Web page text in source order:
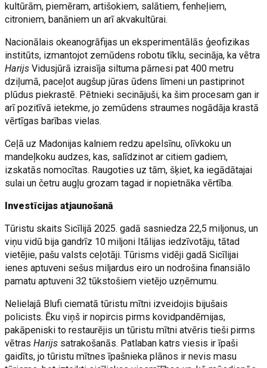
kultūrām, piemēram, artišokiem, salātiem, fenheļiem,
citroniem, banāniem un arī akvakultūrai.
Nacionālais okeanogrāfijas un eksperimentālās ģeofizikas
institūts, izmantojot zemūdens robotu tīklu, secināja, ka vētra
HarijsVidusjūrā izraisīja siltuma pārnesi pat 400 metru
dziļumā, paceļot augšup jūras ūdens līmeni un pastiprinot
plūdus piekrastē. Pētnieki secinājuši, ka šim procesam gan ir
arī pozitīvā ietekme, jo zemūdens straumes nogādāja krastā
vērtīgas barības vielas.
Ceļā uz Madonijas kalniem redzu apelsīnu, olīvkoku un
mandeļkoku audzes, kas, salīdzinot ar citiem gadiem,
izskatās nomocītas. Raugoties uz tām, šķiet, ka iegādātajai
sulai un četru augļu grozam tagad ir nopietnāka vērtība.
Investīcijas atjaunošanā
Tūristu skaits Sicīlijā 2025. gadā sasniedza 22,5 miljonus, un
viņu vidū bija gandrīz 10 miljoni Itālijas iedzīvotāju, tātad
vietējie, pašu valsts ceļotāji. Tūrisms vidēji gadā Sicīlijai
ienes aptuveni sešus miljardus eiro un nodrošina finansiālo
pamatu aptuveni 32 tūkstošiem vietējo uzņēmumu.
Nelielajā Blufi ciematā tūristu mītni izveidojis bijušais
policists. Ēku viņš ir nopircis pirms kovidpandēmijas,
pakāpeniski to restaurējis un tūristu mītni atvēris tieši pirms
vētrasHarijs satrakošanās. Patlaban katrs viesis ir īpaši
gaidīts, jo tūristu mītnes īpašnieka plānos ir nevis masu